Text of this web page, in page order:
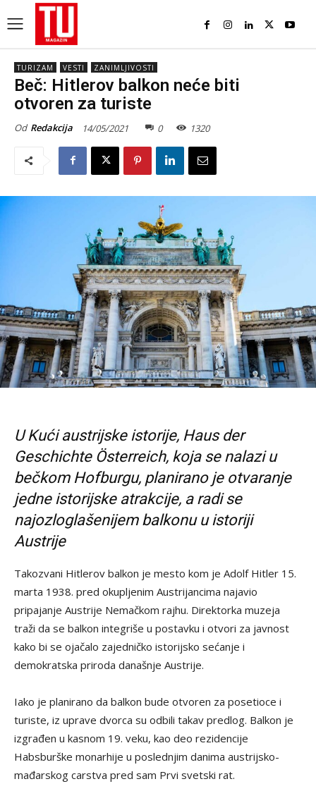
TURIZAM VESTI ZANIMLJIVOSTI
Beč: Hitlerov balkon neće biti
otvoren za turiste
Od Redakcija 14/05/2021 0 1320
U Kući austrijske istorije, Haus der
Geschichte Österreich, koja se nalazi u
bečkom Hofburgu, planirano je otvaranje
jedne istorijske atrakcije, a radi se
najozloglašenijem balkonu u istoriji
Austrije
Takozvani Hitlerov balkon je mesto kom je Adolf Hitler 15.
marta 1938. pred okupljenim Austrijancima najavio
pripajanje Austrije Nemačkom rajhu. Direktorka muzeja
traži da se balkon integriše u postavku i otvori za javnost
kako bi se ojačalo zajedničko istorijsko sećanje i
demokratska priroda današnje Austrije.
Iako je planirano da balkon bude otvoren za posetioce i
turiste, iz uprave dvorca su odbili takav predlog. Balkon je
izgrađen u kasnom 19. veku, kao deo rezidencije
Habsburške monarhije u poslednjim danima austrijsko-
mađarskog carstva pred sam Prvi svetski rat.